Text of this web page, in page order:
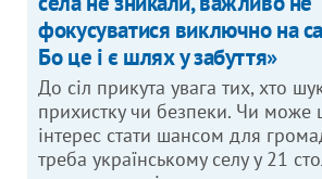
фокусуватися виключно на
Бо це і є шлях у забуття»
До сіл прикута увага тих, хто
прихистку чи безпеки. Чи може
інтерес стати шансом для
треба українському селу у 21